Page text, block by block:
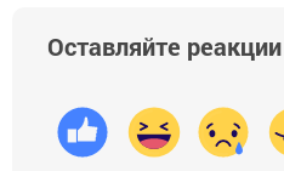
Оставляйте реакции